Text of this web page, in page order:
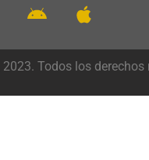
2023. Todos los derechos